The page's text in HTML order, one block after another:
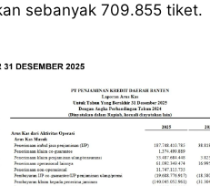
sebanyak 709.855 tiket.